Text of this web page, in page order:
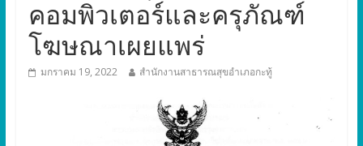
คอมพิวเตอร์และครุภัณฑ์
โฆษณาเผยแพร่
มกราคม 19, 2022 สำนักงานสาธารณสุขอำเภอกะทู้